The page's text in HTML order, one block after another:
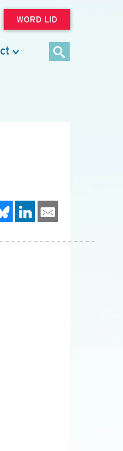
WORD LID